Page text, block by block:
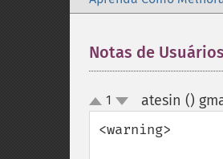
Notas de Usuários
up
down
1 atesin ()
<warning>